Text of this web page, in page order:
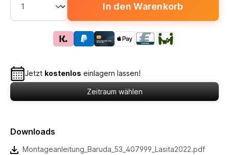
In den Warenkorb
Jetzt kostenlos einlagern lassen!
Zeitraum wählen
Downloads
Montageanleitung_Baruda_53_407999_Lasita2022.pdf